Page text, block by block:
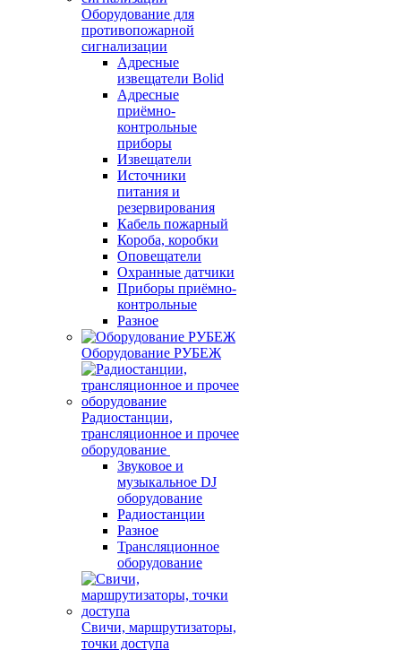
Оборудование для
противопожарной
сигнализации
Адресные
извещатели Bolid
Адресные
приёмно-
контрольные
приборы
Извещатели
Источники
питания и
резервирования
Кабель пожарный
Короба, коробки
Оповещатели
Охранные датчики
Приборы приёмно-
контрольные
Разное
Оборудование РУБЕЖ
Радиостанции,
трансляционное и прочее
оборудование
Звуковое и
музыкальное DJ
оборудование
Радиостанции
Разное
Трансляционное
оборудование
Свичи, маршрутизаторы,
точки доступа